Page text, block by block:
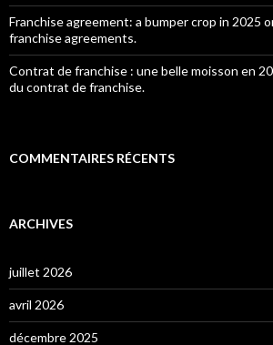
Franchise agreement: a bumper crop in 2025
franchise agreements.
Contrat de franchise : une belle moisson en
du contrat de franchise.
COMMENTAIRES RÉCENTS
ARCHIVES
juillet 2026
avril 2026
décembre 2025